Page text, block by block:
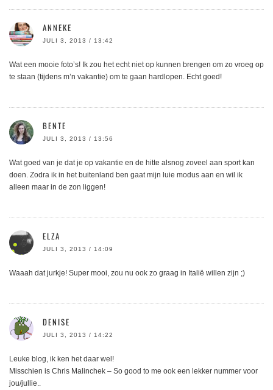
ANNEKE
JULI 3, 2013 / 13:42
Wat een mooie foto’s! Ik zou het echt niet op kunnen brengen om zo vroeg op
te staan (tijdens m’n vakantie) om te gaan hardlopen. Echt goed!
BENTE
JULI 3, 2013 / 13:56
Wat goed van je dat je op vakantie en de hitte alsnog zoveel aan sport kan
doen. Zodra ik in het buitenland ben gaat mijn luie modus aan en wil ik
alleen maar in de zon liggen!
ELZA
JULI 3, 2013 / 14:09
Waaah dat jurkje! Super mooi, zou nu ook zo graag in Italië willen zijn ;)
DENISE
JULI 3, 2013 / 14:22
Leuke blog, ik ken het daar wel!
Misschien is Chris Malinchek – So good to me ook een lekker nummer voor
jou/jullie..